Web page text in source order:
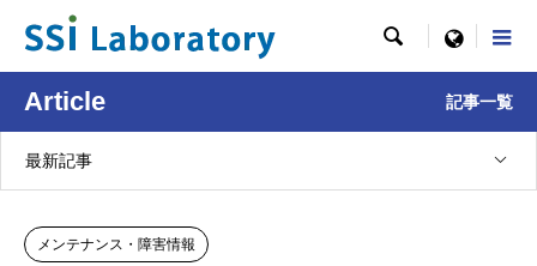
 menu
Article 記事一覧
最新記事
メンテナンス・障害情報